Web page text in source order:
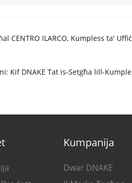
CENTRO ILARCO, Kumpless ta'
Kif DNAKE Tat is-Setgħa lill-
Kumpanija
Dwar DNAKE